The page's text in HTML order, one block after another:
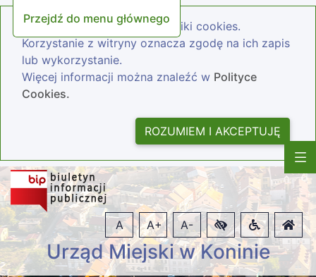
Przejdź do menu głównego
Nasza strona wykorzystuje pliki cookies.
Korzystanie z witryny oznacza zgodę na ich zapis
lub wykorzystanie.
Więcej informacji można znaleźć w Polityce
Cookies.
ROZUMIEM I AKCEPTUJĘ
Urząd Miejski w Koninie
A A+ A-